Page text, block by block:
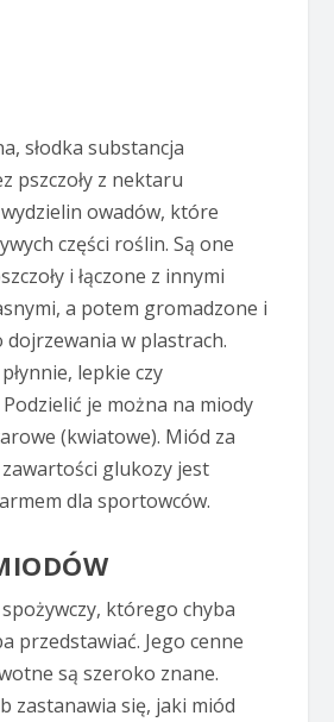
słodka substancja
pszczoły z nektaru
owadów, które
części roślin. Są one
i łączone z innymi
a potem gromadzone i
w plastrach.
lepkie czy
je można na miody
(kwiatowe). Miód za
glukozy jest
dla sportowców.
którego chyba
przedstawiać. Jego cenne
są szeroko znane.
zastanawia się, jaki miód